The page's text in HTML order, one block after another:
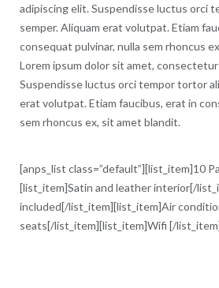
adipiscing elit. Suspendisse luctus orci
semper. Aliquam erat volutpat. Etiam
consequat pulvinar, nulla sem rhoncus
Lorem ipsum dolor sit amet,
Suspendisse luctus orci tempor tortor
erat volutpat. Etiam faucibus, erat in
sem rhoncus ex, sit amet blandit.
[anps_list class=”default”][list_item]10
[list_item]Satin and leather interior[/
included[/list_item][list_item]Air
seats[/list_item][list_item]Wifi [/